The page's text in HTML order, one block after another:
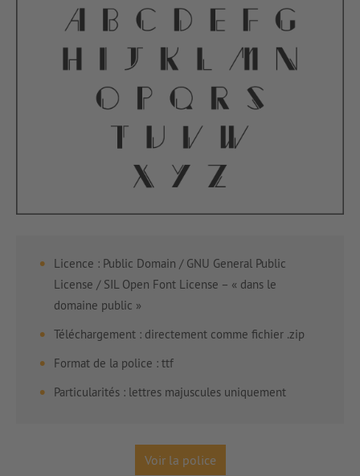
Licence : Public Domain / GNU General Public
License / SIL Open Font License – « dans le
domaine public »
Téléchargement : directement comme fichier .zip
Format de la police : ttf
Particularités : lettres majuscules uniquement
Voir la police